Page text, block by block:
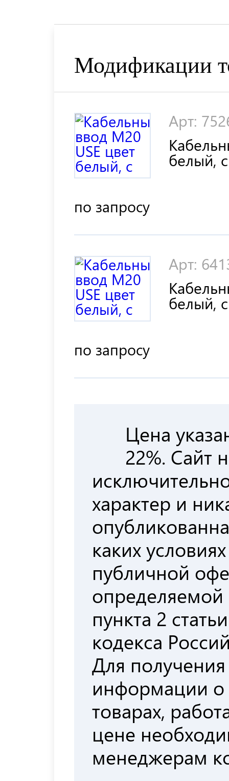
Модификации
по запросу
Арт:
белый,
по запросу
Арт:
белый,
(по 4
Цена
22%. Сайт
характер и
каких
публичной
пункта 2
кодекса
Для
информации о
товарах,
цене
менеджерам